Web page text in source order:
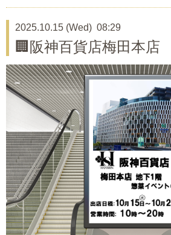
2025.10.15 (Wed) 08:29
🏢阪神百貨店梅田本